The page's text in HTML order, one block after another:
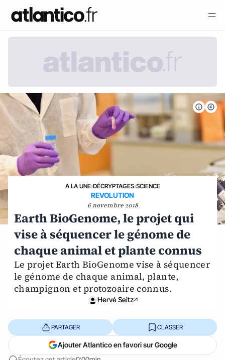
A LA UNE›DÉCRYPTAGES›SCIENCE
REVOLUTION
6 novembre 2018
Earth BioGenome, le projet qui
vise à séquencer le génome de
chaque animal et plante connus
Le projet Earth BioGenome vise à séquencer
le génome de chaque animal, plante,
champignon et protozoaire connus.
Hervé Seitz
PARTAGER CLASSER
Ajouter Atlantico en favori sur Google